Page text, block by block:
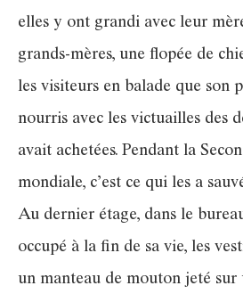
elles y ont grandi avec leur
grands-mères, une flopée de
les visiteurs en balade que son
nourris avec les victuailles des
avait achetées. Pendant la
mondiale, c’est ce qui les a
Au dernier étage, dans le
occupé à la fin de sa vie, les
un manteau de mouton jeté sur